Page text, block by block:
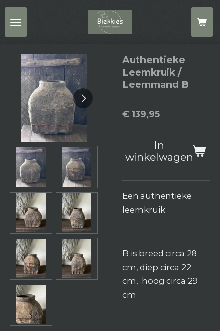
Ga
direct
naar
hoofdinhoud
Authentieke
Leemkruik /
Leemmand B
€ 139,95
In
winkelwagen
Een authentieke
leemkruik
B is breed circa 28
cm, diep circa 22
cm, hoog circa 29
cm